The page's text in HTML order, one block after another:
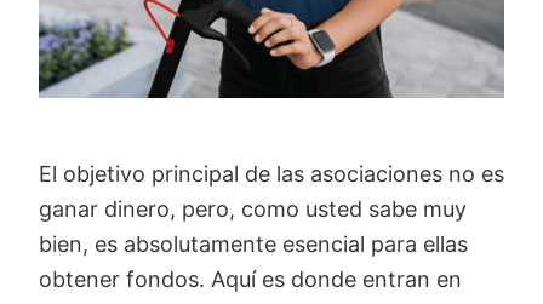
El objetivo principal de las asociaciones no es
ganar dinero, pero, como usted sabe muy
bien, es absolutamente esencial para ellas
obtener fondos. Aquí es donde entran en